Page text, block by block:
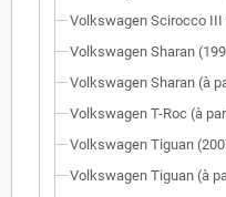
Volkswagen Scirocco III
Volkswagen Sharan
Volkswagen Sharan (à
Volkswagen T-Roc (à
Volkswagen Tiguan
Volkswagen Tiguan (à